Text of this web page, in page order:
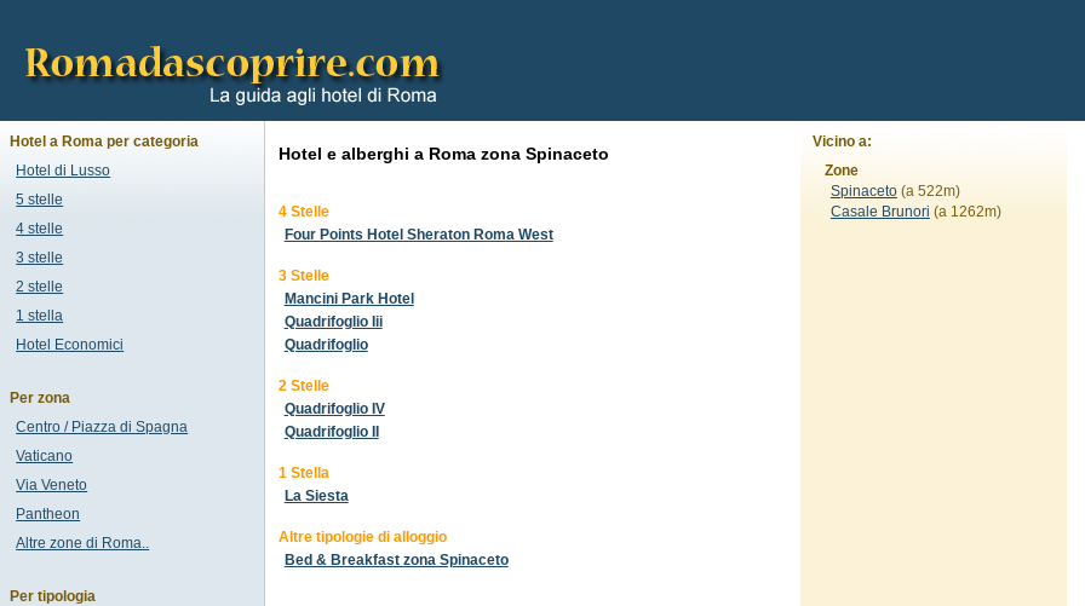
Hotel e alberghi a Roma zona Spinaceto
4 Stelle
Four Points Hotel Sheraton Roma West
3 Stelle
Mancini Park Hotel
Quadrifoglio Iii
Quadrifoglio
2 Stelle
Quadrifoglio IV
Quadrifoglio II
1 Stella
La Siesta
Altre tipologie di alloggio
Bed & Breakfast zona Spinaceto
Vicino a:
Zone
Spinaceto(a 522m)
Casale Brunori (a 1262m)
Hotel a Roma per categoria
Hotel di Lusso
5 stelle
4 stelle
3 stelle
2 stelle
1 stella
Hotel Economici
Per zona
Centro / Piazza di Spagna
Vaticano
Via Veneto
Pantheon
Altre zone di Roma..
Per tipologia